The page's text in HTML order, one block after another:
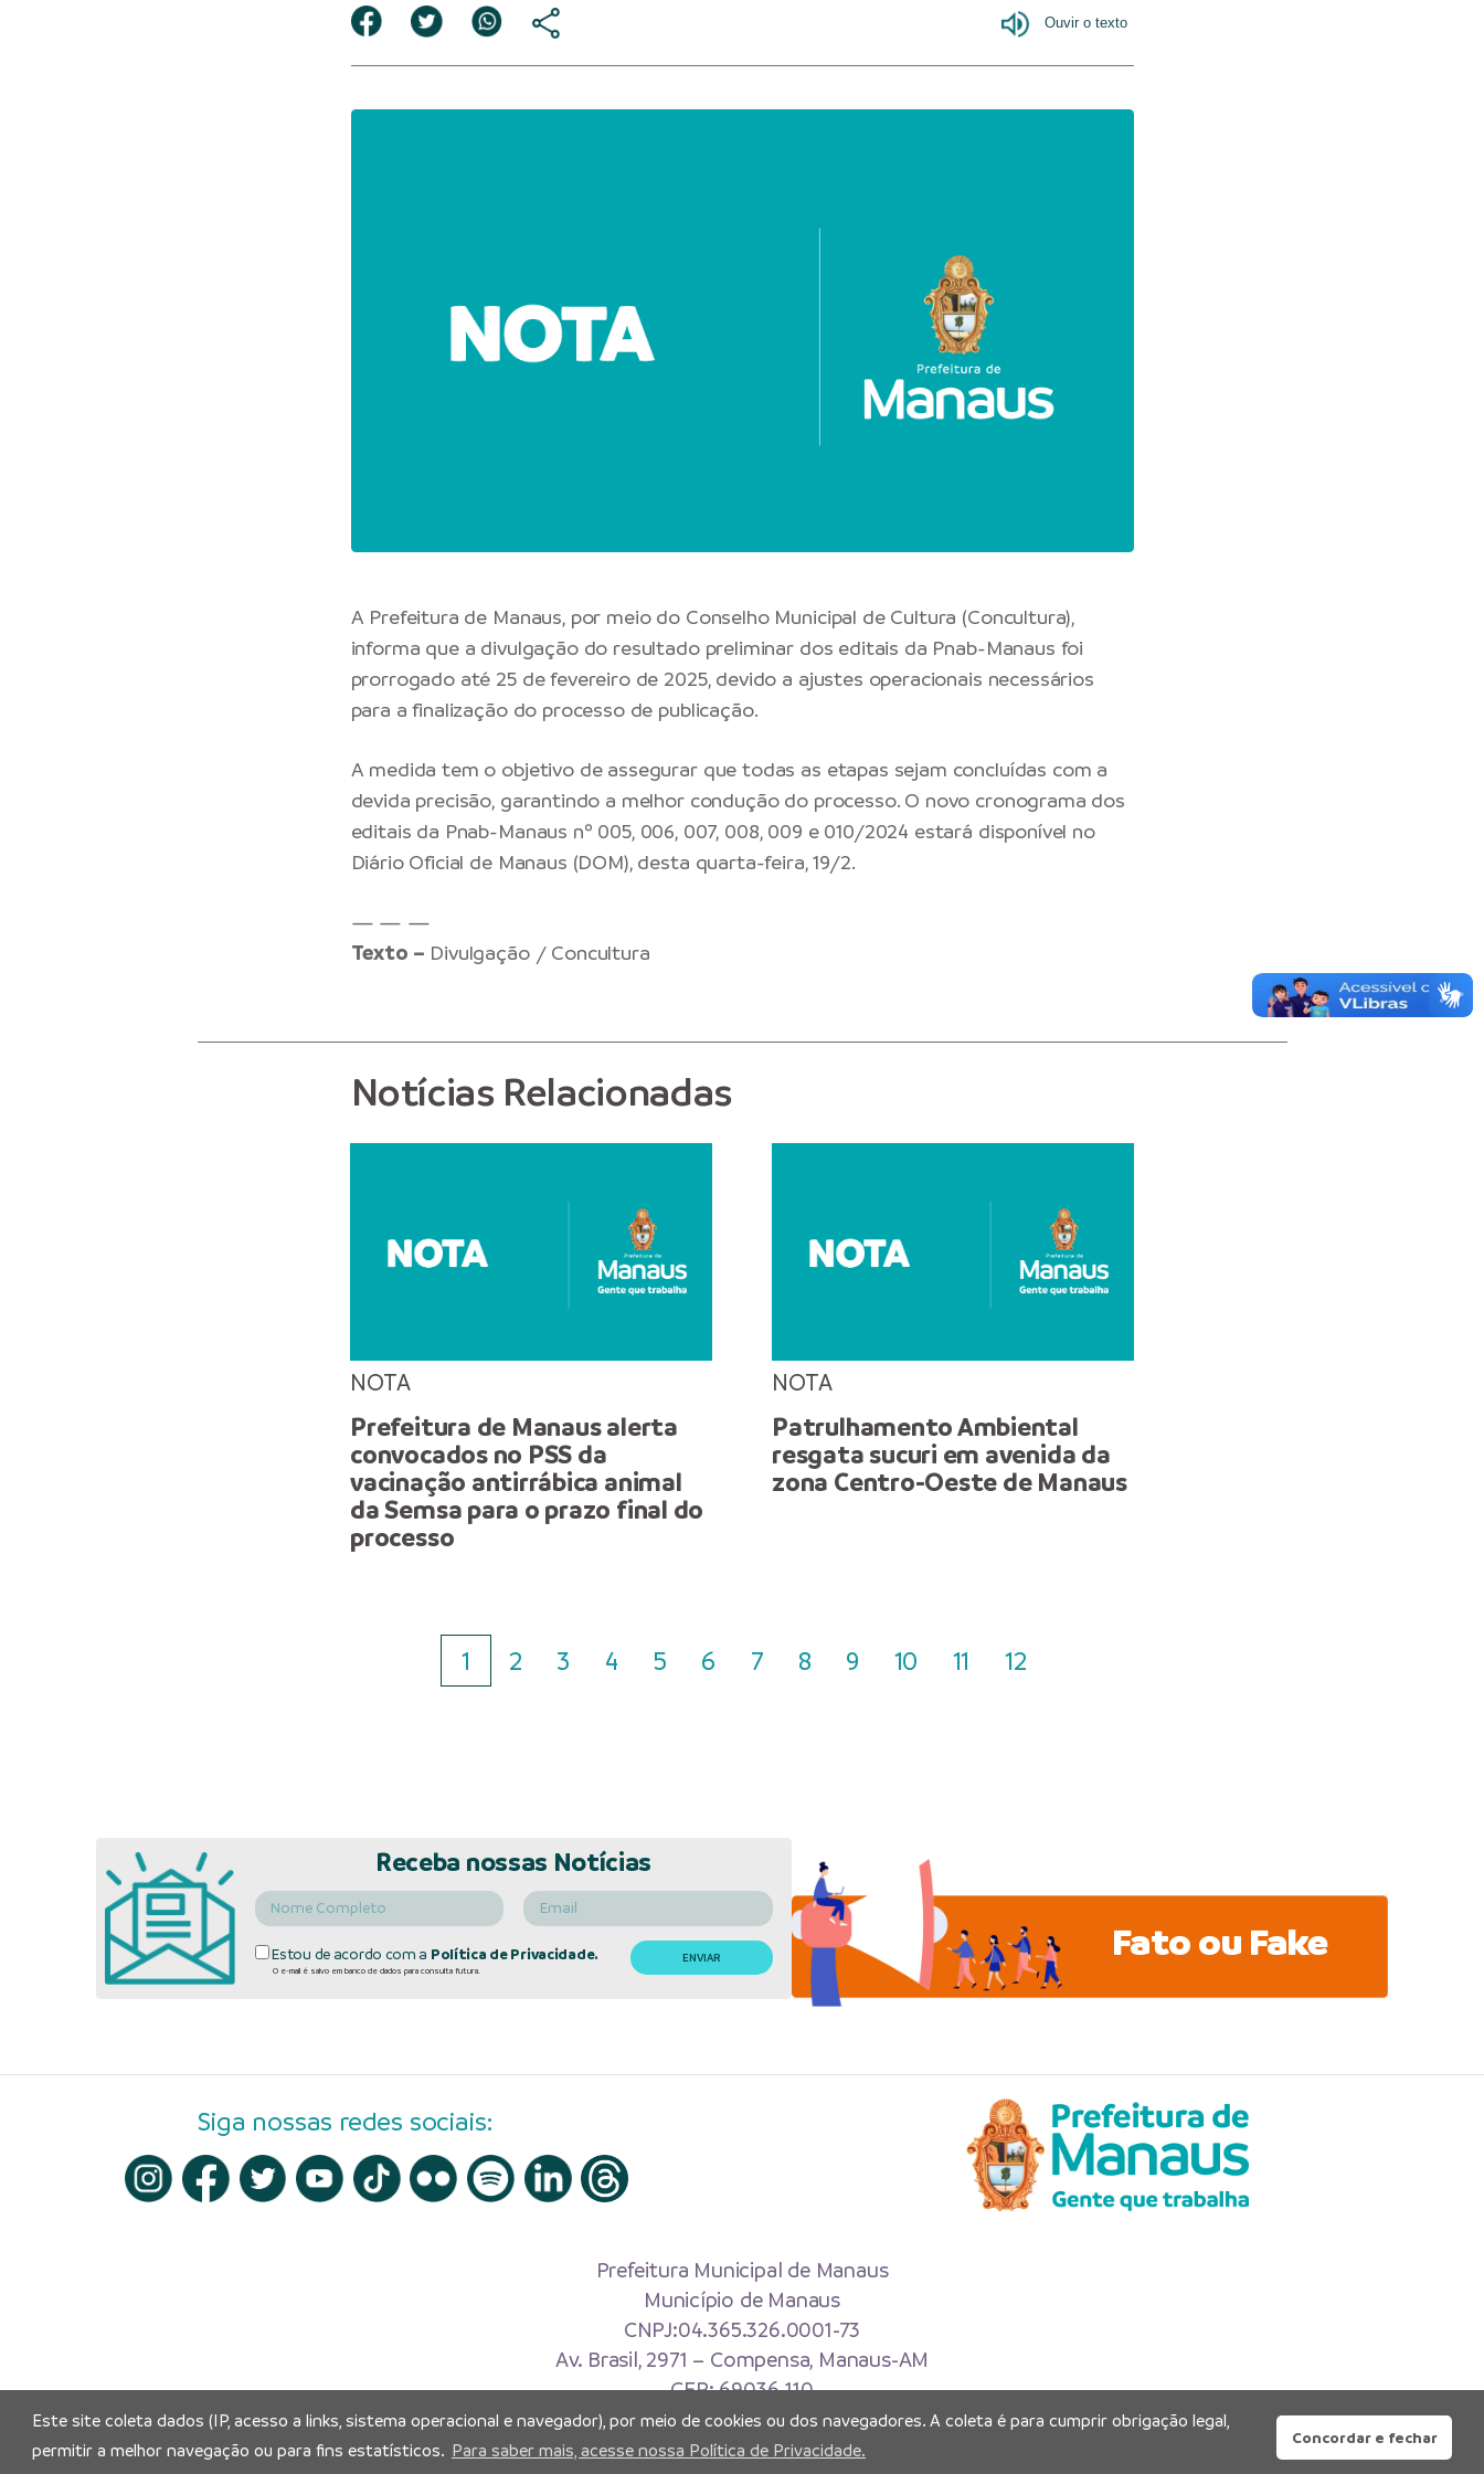
A Prefeitura de Manaus, por meio do Conselho Municipal de Cultura (Concultura),
informa que a divulgação do resultado preliminar dos editais da Pnab-Manaus foi
prorrogado até 25 de fevereiro de 2025, devido a ajustes operacionais necessários
para a finalização do processo de publicação.
A medida tem o objetivo de assegurar que todas as etapas sejam concluídas com a
devida precisão, garantindo a melhor condução do processo. O novo cronograma dos
editais da Pnab-Manaus nº 005, 006, 007, 008, 009 e 010/2024 estará disponível no
Diário Oficial de Manaus (DOM), desta quarta-feira, 19/2.
— — —
Texto – Divulgação / Concultura
Notícias Relacionadas
NOTA
Prefeitura de Manaus alerta
convocados no PSS da
vacinação antirrábica animal
da Semsa para o prazo final do
processo
NOTA
Patrulhamento Ambiental
resgata sucuri em avenida da
zona Centro-Oeste de Manaus
1 2 3 4 5 6 7 8 9 10 11 12
Receba nossas Notícias
Estou de acordo com a Política de Privacidade.
O e-mail é salvo em banco de dados para consulta futura.
Fato ou Fake
Siga nossas redes sociais:
Prefeitura Municipal de Manaus
Município de Manaus
CNPJ:04.365.326.0001-73
Av. Brasil, 2971 – Compensa, Manaus-AM
CEP: 69036-110
Copyright 2026. Todos os direitos reservados.
Este site coleta dados (IP, acesso a links, sistema operacional e navegador), por meio de cookies ou dos navegadores. A coleta é para cumprir obrigação legal,
permitir a melhor navegação ou para fins estatísticos. Para saber mais, acesse nossa Política de Privacidade.
Concordar e fechar